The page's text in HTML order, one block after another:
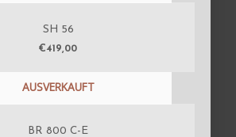
SH 56
€419,00
AUSVERKAUFT
BR 800 C-E